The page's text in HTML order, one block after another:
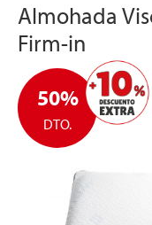
Almohada
Firm-in
50%
DTO.